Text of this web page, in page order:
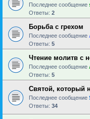
Последнее сообщение
Ответы: 2
Борьба с грехом
Последнее сообщение
Ответы: 5
Чтение молитв с
Последнее сообщение
Ответы: 5
Святой, который
Последнее сообщение
Ответы: 34